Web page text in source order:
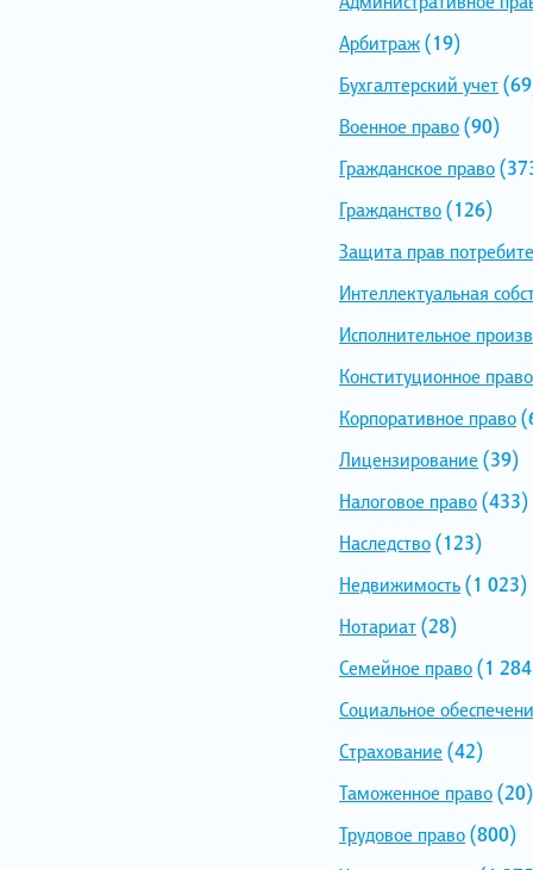
Арбитраж(19)
Бухгалтерский учет
Военное право(90)
Гражданское право
Гражданство(126)
Защита прав
Интеллектуальная
Исполнительное
Конституционное право
Корпоративное право
Лицензирование (39)
Налоговое право(433)
Наследство(123)
Недвижимость(1 023)
Нотариат(28)
Семейное право(1
Социальное
Страхование (42)
Таможенное право(20)
Трудовое право(800)